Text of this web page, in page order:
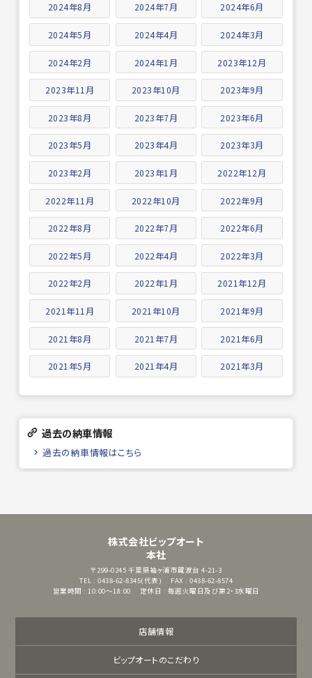
2024年8月 2024年7月 2024年6月
2024年5月 2024年4月 2024年3月
2024年2月 2024年1月 2023年12月
2023年11月 2023年10月 2023年9月
2023年8月 2023年7月 2023年6月
2023年5月 2023年4月 2023年3月
2023年2月 2023年1月 2022年12月
2022年11月 2022年10月 2022年9月
2022年8月 2022年7月 2022年6月
2022年5月 2022年4月 2022年3月
2022年2月 2022年1月 2021年12月
2021年11月 2021年10月 2021年9月
2021年8月 2021年7月 2021年6月
2021年5月 2021年4月 2021年3月
過去の納車情報
過去の納車情報はこちら
株式会社ビップオート
本社
〒299-0245 千葉県袖ヶ浦市蔵波台 4-21-3
TEL : 0438-62-8345(代表)
FAX : 0438-62-8574
営業時間 : 10:00～18:00
定休日 : 毎週火曜日及び第2・3水曜日
店舗情報
ビップオートのこだわり